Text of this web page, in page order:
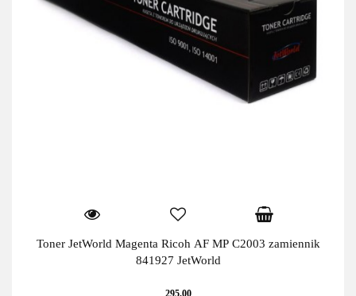
Toner JetWorld Magenta Ricoh AF MP C2003 zamiennik
841927 JetWorld
295.00